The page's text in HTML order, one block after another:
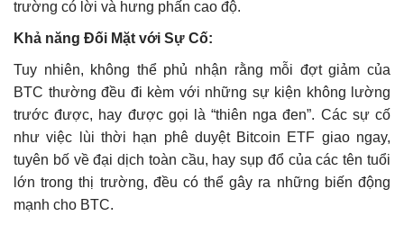
trường có lời và hưng phấn cao độ.
Khả năng Đối Mặt với Sự Cố:
Tuy nhiên, không thể phủ nhận rằng mỗi đợt giảm của
BTC thường đều đi kèm với những sự kiện không lường
trước được, hay được gọi là “thiên nga đen”. Các sự cố
như việc lùi thời hạn phê duyệt Bitcoin ETF giao ngay,
tuyên bố về đại dịch toàn cầu, hay sụp đổ của các tên tuổi
lớn trong thị trường, đều có thể gây ra những biến động
mạnh cho BTC.